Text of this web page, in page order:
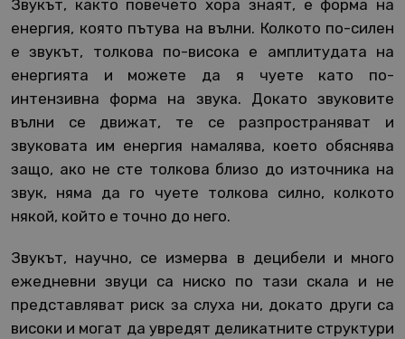
Звукът, както повечето хора знаят, е форма на
енергия, която пътува на вълни. Колкото по-силен
е звукът, толкова по-висока е амплитудата на
енергията и можете да я чуете като по-
интензивна форма на звука. Докато звуковите
вълни се движат, те се разпространяват и
звуковата им енергия намалява, което обяснява
защо, ако не сте толкова близо до източника на
звук, няма да го чуете толкова силно, колкото
някой, който е точно до него.
Звукът, научно, се измерва в децибели и много
ежедневни звуци са ниско по тази скала и не
представляват риск за слуха ни, докато други са
високи и могат да увредят деликатните структури